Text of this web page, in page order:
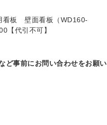
看板 壁面看板（WD160-
代引不可】
ど事前にお問い合わせをお願い